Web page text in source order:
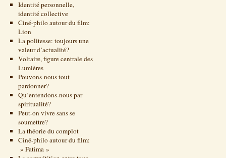
Identité personnelle,
identité collective
Ciné-philo autour du film:
Lion
La politesse: toujours une
valeur d’actualité?
Voltaire, figure centrale des
Lumières
Pouvons-nous tout
pardonner?
Qu’entendons-nous par
spiritualité?
Peut-on vivre sans se
soumettre?
La théorie du complot
Ciné-philo autour du film:
» Fatima »